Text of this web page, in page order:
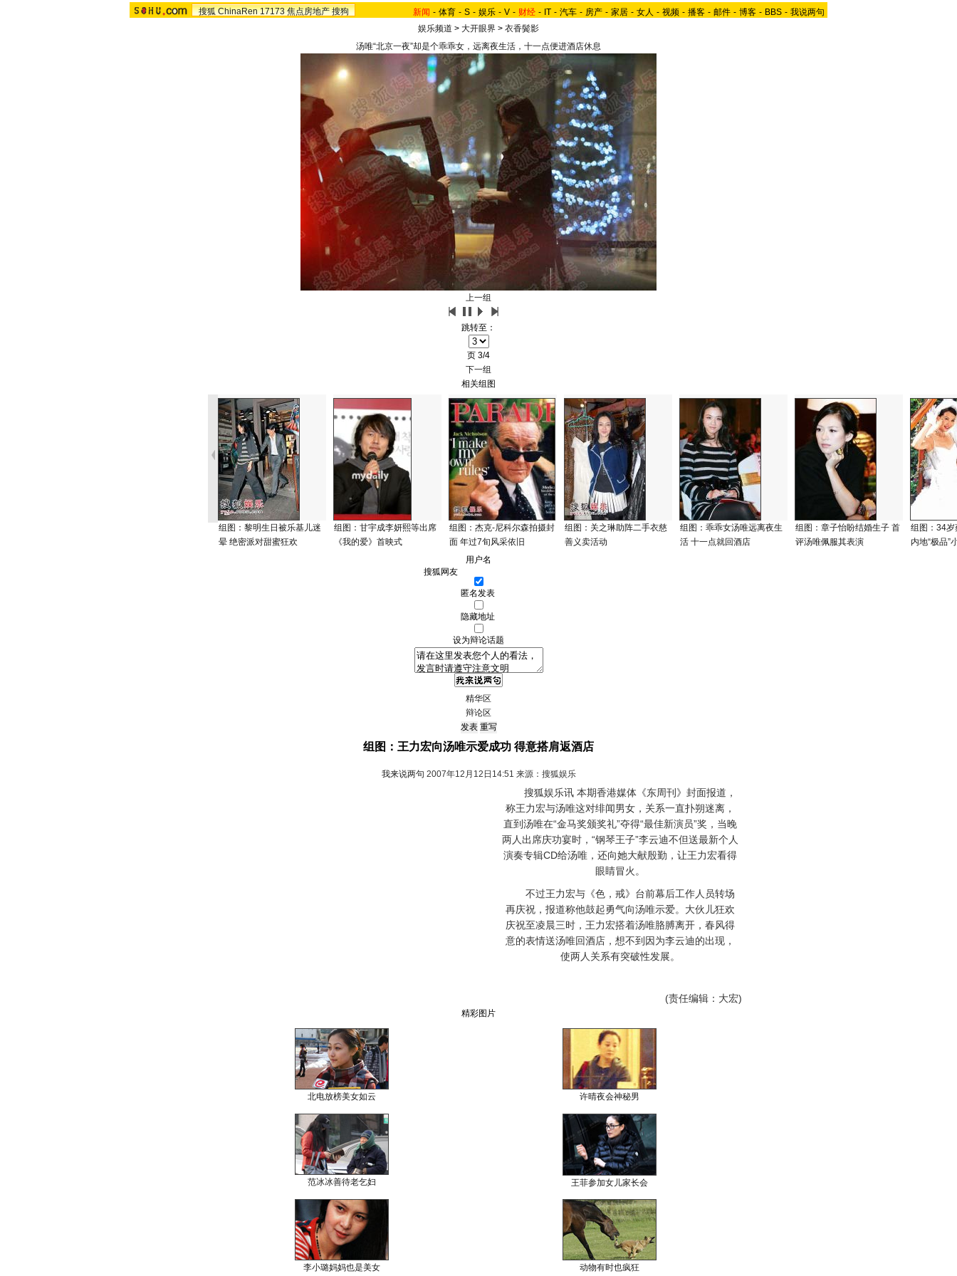
搜狐 ChinaRen 17173 焦点房地产 搜狗 新闻 - 体育 - S - 娱乐 - V - 财经 - IT - 汽车 - 房产 - 家居 - 女人 - 视频 - 播客 - 邮件 - 博客 - BBS - 我说两句
娱乐频道 > 大开眼界 > 衣香鬓影
汤唯“北京一夜”却是个乖乖女，远离夜生活，十一点便进酒店休息
上一组
跳转至：
页 3/4
下一组
相关组图
组图：黎明生日被乐基儿迷
晕 绝密派对甜蜜狂欢
组图：甘宇成李妍熙等出席
《我的爱》首映式
组图：杰克-尼科尔森拍摄封
面 年过7旬风采依旧
组图：关之琳助阵二手衣慈
善义卖活动
组图：乖乖女汤唯远离夜生
活 十一点就回酒店
组图：章子怡盼结婚生子 首
评汤唯佩服其表演
组图：34岁
内地“极品”
用户名
匿名发表
隐藏地址
设为辩论话题
精华区
辩论区
组图：王力宏向汤唯示爱成功 得意搭肩返酒店
我来说两句 2007年12月12日14:51 来源：搜狐娱乐
搜狐娱乐讯 本期香港媒体《东周刊》封面报道，
称王力宏与汤唯这对绯闻男女，关系一直扑朔迷离，
直到汤唯在“金马奖颁奖礼”夺得“最佳新演员”奖，当晚
两人出席庆功宴时，“钢琴王子”李云迪不但送最新个人
演奏专辑CD给汤唯，还向她大献殷勤，让王力宏看得
眼睛冒火。
不过王力宏与《色，戒》台前幕后工作人员转场
再庆祝，报道称他鼓起勇气向汤唯示爱。大伙儿狂欢
庆祝至凌晨三时，王力宏搭着汤唯胳膊离开，春风得
意的表情送汤唯回酒店，想不到因为李云迪的出现，
使两人关系有突破性发展。
(责任编辑：大宏)
精彩图片
北电放榜美女如云 许晴夜会神秘男
范冰冰善待老乞妇 王菲参加女儿家长会
李小璐妈妈也是美女 动物有时也疯狂